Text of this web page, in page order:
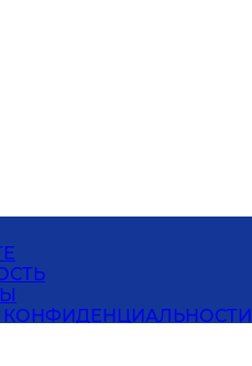
КОНФИДЕНЦИАЛЬНОСТИ